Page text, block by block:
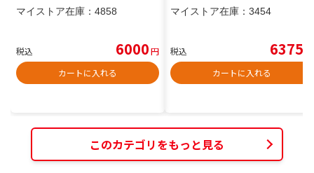
マイストア在庫： 4858
税込 6000円
カートに入れる
マイストア在庫： 3454
税込 6375
カートに入れる
このカテゴリをもっと見る